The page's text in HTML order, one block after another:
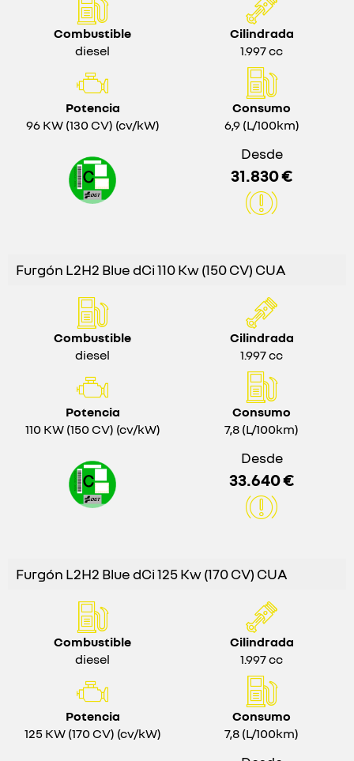
Combustible
diesel
Cilindrada
1.997 cc
Potencia
96 KW (130 CV) (cv/kW)
Consumo
6,9 (L/100km)
Desde
31.830 €
Furgón L2H2 Blue dCi 110 Kw (150 CV) CUA
Combustible
diesel
Cilindrada
1.997 cc
Potencia
110 KW (150 CV) (cv/kW)
Consumo
7,8 (L/100km)
Desde
33.640 €
Furgón L2H2 Blue dCi 125 Kw (170 CV) CUA
Combustible
diesel
Cilindrada
1.997 cc
Potencia
125 KW (170 CV) (cv/kW)
Consumo
7,8 (L/100km)